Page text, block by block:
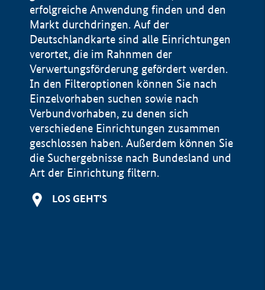
erfolgreiche Anwendung finden und den
Markt durchdringen. Auf der
Deutschlandkarte sind alle Einrichtungen
verortet, die im Rahnmen der
Verwertungsförderung gefördert werden.
In den Filteroptionen können Sie nach
Einzelvorhaben suchen sowie nach
Verbundvorhaben, zu denen sich
verschiedene Einrichtungen zusammen
geschlossen haben. Außerdem können Sie
die Suchergebnisse nach Bundesland und
Art der Einrichtung filtern.
LOS GEHT'S